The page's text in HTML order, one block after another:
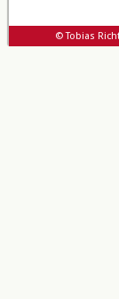
© Tobias